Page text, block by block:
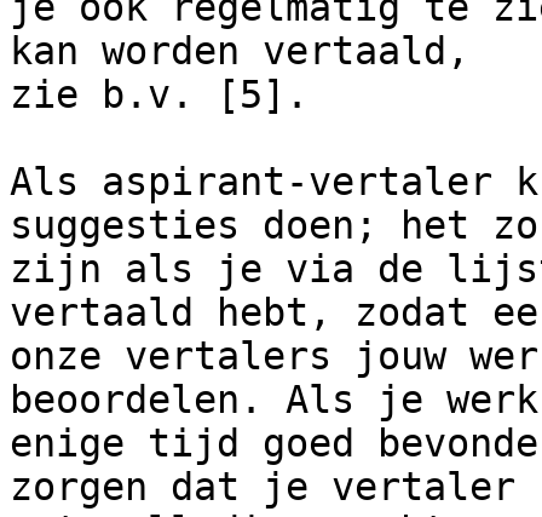
kan worden vertaald,
zie b.v. [5].
Als aspirant-vertaler
suggesties doen; het
zijn als je via de
vertaald hebt, zodat
onze vertalers jouw
beoordelen. Als je
enige tijd goed
zorgen dat je vertaler